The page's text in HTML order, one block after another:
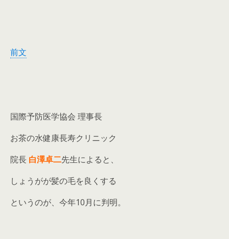
前文
国際予防医学協会 理事長
お茶の水健康長寿クリニック
院長 白澤卓二先生によると、
しょうがが髪の毛を良くする
というのが、今年10月に判明。